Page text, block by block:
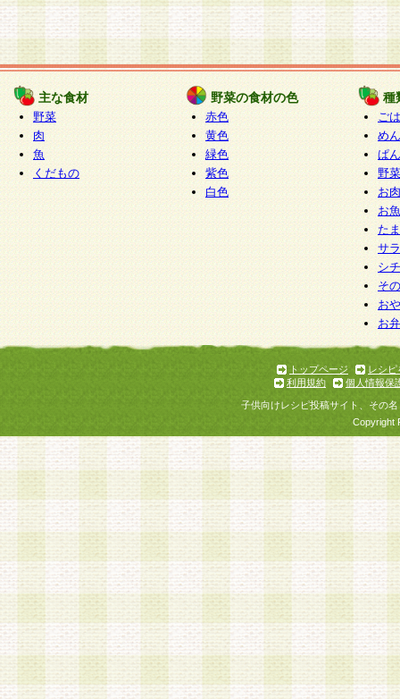
主な食材
野菜
肉
魚
くだもの
野菜の食材の色
赤色
黄色
緑色
紫色
白色
種
ご
めん
ぱん
野
お
お
た
サ
シ
そ
お
お
トップページ
レシピ
利用規約
個人情報保
子供向けレシピ投稿サイト、その
Copyright